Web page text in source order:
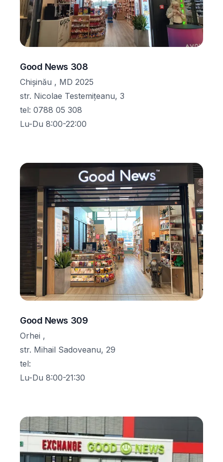
Good News 308
Chișinău , MD 2025
str. Nicolae Testemițeanu, 3
tel: 0788 05 308
Lu-Du 8:00-22:00
Good News 309
Orhei ,
str. Mihail Sadoveanu, 29
tel:
Lu-Du 8:00-21:30